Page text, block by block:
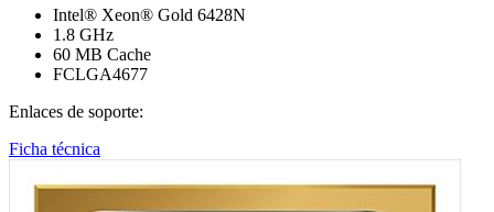
Intel® Xeon® Gold 6428N
1.8 GHz
60 MB Cache
FCLGA4677
Enlaces de soporte:
Ficha técnica